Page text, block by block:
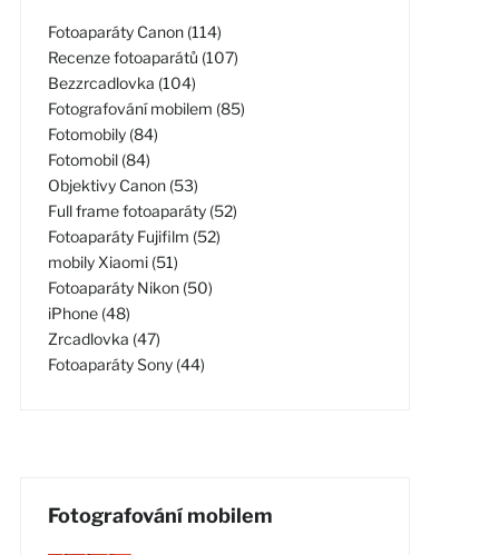
Fotoaparáty Canon (114)
Recenze fotoaparátů (107)
Bezzrcadlovka (104)
Fotografování mobilem (85)
Fotomobily (84)
Fotomobil (84)
Objektivy Canon (53)
Full frame fotoaparáty (52)
Fotoaparáty Fujifilm (52)
mobily Xiaomi (51)
Fotoaparáty Nikon (50)
iPhone (48)
Zrcadlovka (47)
Fotoaparáty Sony (44)
Fotografování mobilem